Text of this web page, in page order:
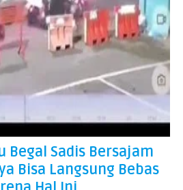
Begal Sadis Bersajam
Bisa Langsung Bebas